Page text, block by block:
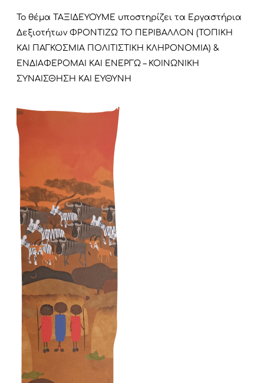
To θέμα ΤΑΞΙΔΕΥΟΥΜΕ υποστηρίζει τα Εργαστήρια
Δεξιοτήτων ΦΡΟΝΤΙΖΩ ΤΟ ΠΕΡΙΒΑΛΛΟΝ (ΤΟΠΙΚΗ
ΚΑΙ ΠΑΓΚΟΣΜΙΑ ΠΟΛΙΤΙΣΤΙΚΗ ΚΛΗΡΟΝΟΜΙΑ) &
ΕΝΔΙΑΦΕΡΟΜΑΙ ΚΑΙ ΕΝΕΡΓΩ – ΚΟΙΝΩΝΙΚΗ
ΣΥΝΑΙΣΘΗΣΗ ΚΑΙ ΕΥΘΥΝΗ